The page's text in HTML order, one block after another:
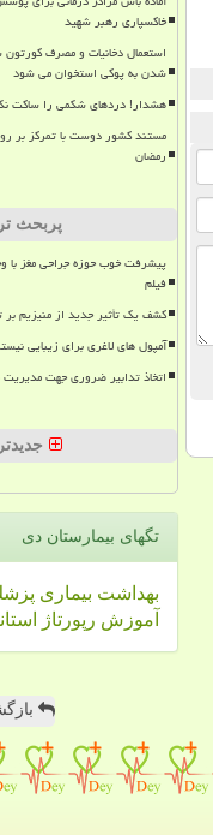
خاکسپاری رهبر شهید
استعمال دخانیات و مصرف
شدن به پوکی استخوان می شود
هشدار! دردهای شکمی را ساکت
مستند کشور دوست با تمرکز بر
رمضان
پربحث
پیشرفت خوب حوزه جراحی مغز با
فیلم
کشف یک تأثیر جدید از منیزیم
آمپول های لاغری برای زیبایی
اتخاذ تدابیر ضروری جهت
تگهای بیمارستان دی
بهداشت بیماری
آموزش رپورتاژ